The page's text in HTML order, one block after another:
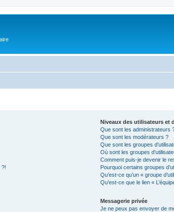
?!
Niveaux des utilisateurs et
Que sont les administrateurs
Que sont les modérateurs ?
Que sont les groupes
Où sont les groupes
Comment puis-je devenir le
Pourquoi certains groupes
Qu’est-ce qu’un « groupe
Qu’est-ce que le lien «
Messagerie privée
Je ne peux pas envoyer de